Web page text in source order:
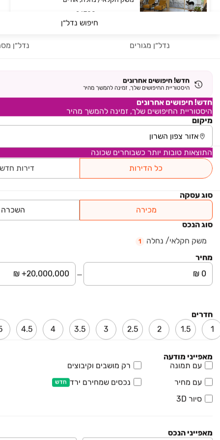
חיפוש נדל״ן
נדל״ן מגורים נדל״ן
חדש! חיפושים אחרונים
היסטוריית החיפושים שלך, זמינה להמשך מהיר
חדש! חיפושים אחרונים
היסטוריית החיפושים שלך, זמינה להמשך מהיר
מיקום
התוצאות טובות יותר כשבוחרים שכונה
כל הדירות
דירות
סוג עסקה
מכירה
השכרה
סוג הנכס
משק חקלאי/ נחלה
1
מחיר
חדרים
1
1.5
2
2.5
3
3.5
4
4.5
מאפייני מודעה
עם תמונה
רק מושבים וקיבוצים
עם מחיר
נכסים שמחירם ירד חדש
סיור 3D
מאפייני הנכס
בהזדמנות חבל לפספס
קפלן בוטיק נדל"ן
משק חקלאי/ נחלה
משק חקלאי/ נחלה, עין ורד
קומה ‎קרקע‏ • 4000 מ״ר
B&S Real Estate Group
שכונה 6
קומה ‎קרקע‏ • 2000 מ״ר
יזום ופיתוח בנחלה בע"מ
משק חקלאי/ נחלה
₪ 5,500,000
הדר עם
משרדי תיווך באזור צפון השרון
עוזי גיל יעקב גרוסמן קבוצת נדל"ן בשרון